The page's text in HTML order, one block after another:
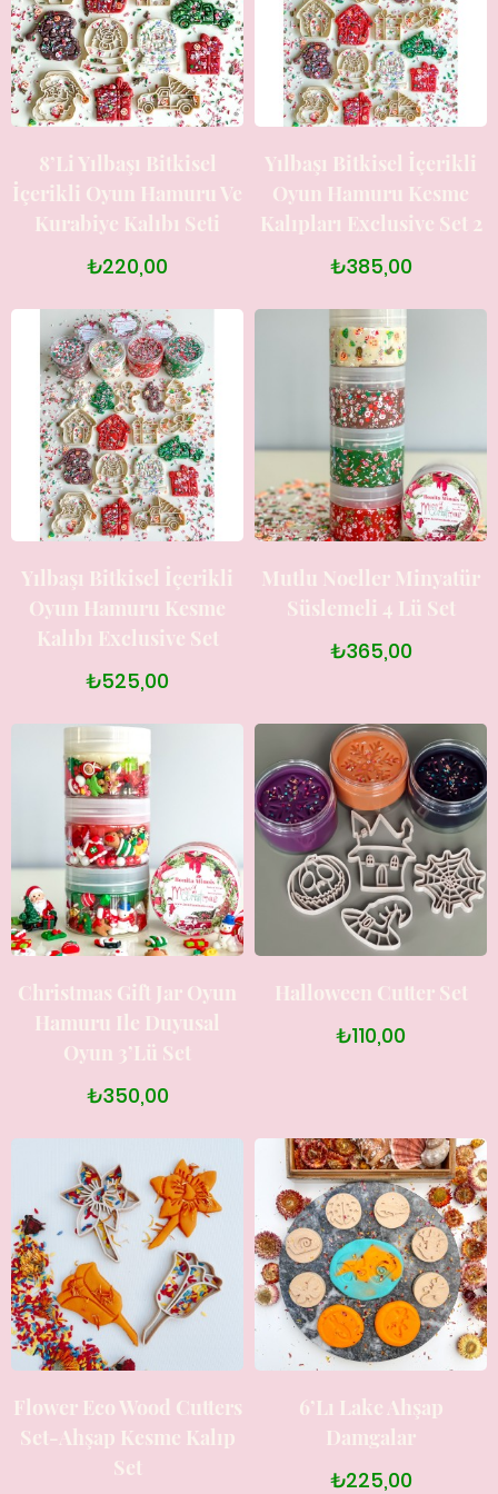
8’li Yılbaşı Bitkisel
İçerikli Oyun Hamuru Ve
Kurabiye Kalıbı Seti
₺220,00
Yılbaşı Bitkisel İçerikli
Oyun Hamuru Kesme
Kalıpları Exclusive Set 2
₺385,00
Yılbaşı Bitkisel İçerikli
Oyun Hamuru Kesme
Kalıbı Exclusive Set
₺525,00
Mutlu Noeller Minyatür
Süslemeli 4 Lü Set
₺365,00
Christmas Gift Jar Oyun
Hamuru Ile Duyusal
Oyun 3’lü Set
₺350,00
Halloween Cutter Set
₺110,00
Flower Eco Wood Cutters
Set-Ahşap Kesme Kalıp
Set
6’lı Lake Ahşap
Damgalar
₺225,00